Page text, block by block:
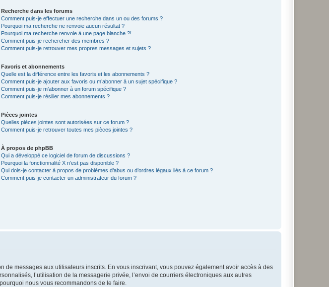
Recherche dans les forums
Comment puis-je effectuer une recherche dans un ou des forums ?
Pourquoi ma recherche ne renvoie aucun résultat ?
Pourquoi ma recherche renvoie à une page blanche ?!
Comment puis-je rechercher des membres ?
Comment puis-je retrouver mes propres messages et sujets ?
Favoris et abonnements
Quelle est la différence entre les favoris et les abonnements ?
Comment puis-je ajouter aux favoris ou m’abonner à un sujet spécifique ?
Comment puis-je m’abonner à un forum spécifique ?
Comment puis-je résilier mes abonnements ?
Pièces jointes
Quelles pièces jointes sont autorisées sur ce forum ?
Comment puis-je retrouver toutes mes pièces jointes ?
À propos de phpBB
Qui a développé ce logiciel de forum de discussions ?
Pourquoi la fonctionnalité X n’est pas disponible ?
Qui dois-je contacter à propos de problèmes d’abus ou d’ordres légaux liés à ce forum ?
Comment puis-je contacter un administrateur du forum ?
messages aux utilisateurs inscrits. En vous inscrivant, vous pouvez également avoir accès à des
l’utilisation de la messagerie privée, l’envoi de courriers électroniques aux autres
nous vous recommandons de le faire.